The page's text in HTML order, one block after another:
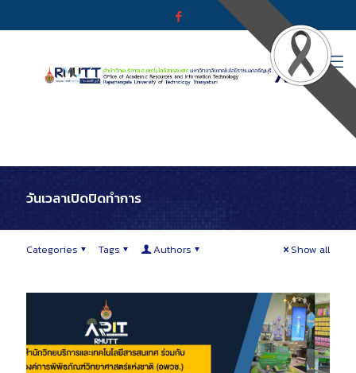
วันเวลาเปิดปิดทำการ
Categories Tags Authors Show all